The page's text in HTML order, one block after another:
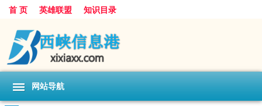
首 页 英雄联盟 知识目录
网站导航